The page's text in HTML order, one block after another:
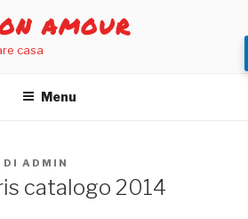
AMOUR
casa
Menu
DI ADMIN
catalogo 2014